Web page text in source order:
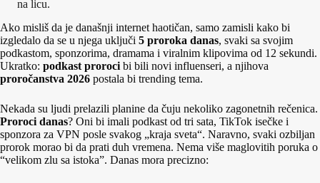
na licu.
Ako misliš da je današnji internet haotičan, samo zamisli kako bi
izgledalo da se u njega uključi 5 proroka danas, svaki sa svojim
podkastom, sponzorima, dramama i viralnim klipovima od 12 sekundi.
Ukratko: podkast proroci bi bili novi influenseri, a njihova
proročanstva 2026 postala bi trending tema.
Nekada su ljudi prelazili planine da čuju nekoliko zagonetnih rečenica.
Proroci danas? Oni bi imali podkast od tri sata, TikTok isečke i
sponzora za VPN posle svakog „kraja sveta“. Naravno, svaki ozbiljan
prorok morao bi da prati duh vremena. Nema više maglovitih poruka o
“velikom zlu sa istoka”. Danas mora precizno: